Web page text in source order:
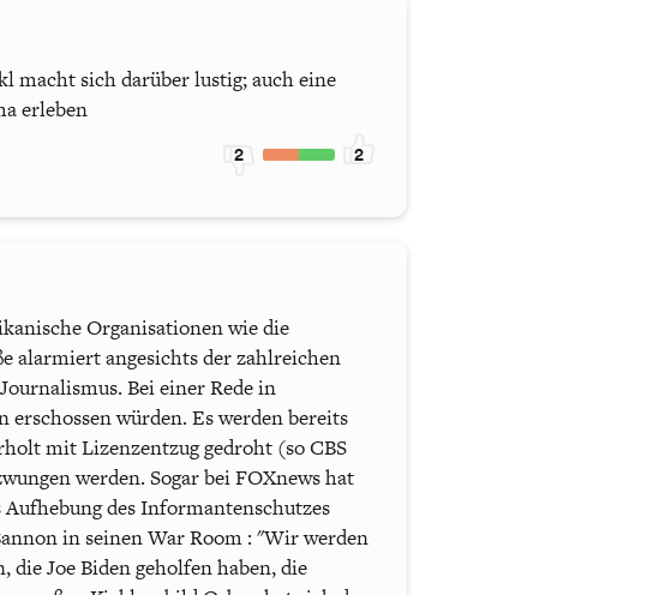
macht sich darüber lustig; auch eine
erleben
2 2
Organisationen wie die
alarmiert angesichts der zahlreichen
Bei einer Rede in
würden. Es werden bereits
mit Lizenzentzug gedroht (so CBS
werden. Sogar bei FOXnews hat
des Informantenschutzes
in seinen War Room : "Wir werden
die Joe Biden geholfen haben, die